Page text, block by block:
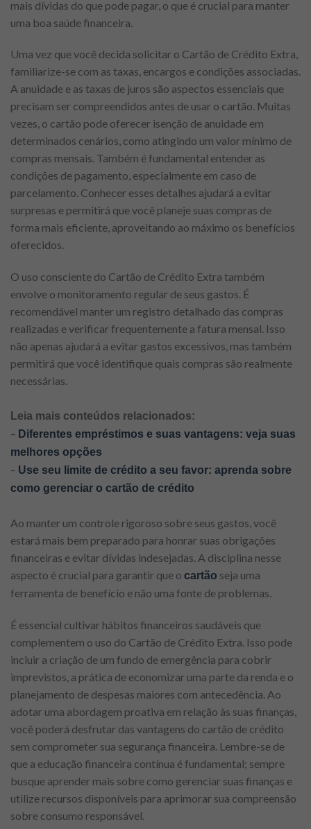
mais dívidas do que pode pagar, o que é crucial para manter
uma boa saúde financeira.
Uma vez que você decida solicitar o Cartão de Crédito Extra,
familiarize-se com as taxas, encargos e condições associadas.
A anuidade e as taxas de juros são aspectos essenciais que
precisam ser compreendidos antes de usar o cartão. Muitas
vezes, o cartão pode oferecer isenção de anuidade em
determinados cenários, como atingindo um valor mínimo de
compras mensais. Também é fundamental entender as
condições de pagamento, especialmente em caso de
parcelamento. Conhecer esses detalhes ajudará a evitar
surpresas e permitirá que você planeje suas compras de
forma mais eficiente, aproveitando ao máximo os benefícios
oferecidos.
O uso consciente do Cartão de Crédito Extra também
envolve o monitoramento regular de seus gastos. É
recomendável manter um registro detalhado das compras
realizadas e verificar frequentemente a fatura mensal. Isso
não apenas ajudará a evitar gastos excessivos, mas também
permitirá que você identifique quais compras são realmente
necessárias.
Leia mais conteúdos relacionados:
– Diferentes empréstimos e suas vantagens: veja suas
melhores opções
– Use seu limite de crédito a seu favor: aprenda sobre
como gerenciar o cartão de crédito
Ao manter um controle rigoroso sobre seus gastos, você
estará mais bem preparado para honrar suas obrigações
financeiras e evitar dívidas indesejadas. A disciplina nesse
aspecto é crucial para garantir que o cartão seja uma
ferramenta de benefício e não uma fonte de problemas.
É essencial cultivar hábitos financeiros saudáveis que
complementem o uso do Cartão de Crédito Extra. Isso pode
incluir a criação de um fundo de emergência para cobrir
imprevistos, a prática de economizar uma parte da renda e o
planejamento de despesas maiores com antecedência. Ao
adotar uma abordagem proativa em relação às suas finanças,
você poderá desfrutar das vantagens do cartão de crédito
sem comprometer sua segurança financeira. Lembre-se de
que a educação financeira contínua é fundamental; sempre
busque aprender mais sobre como gerenciar suas finanças e
utilize recursos disponíveis para aprimorar sua compreensão
sobre consumo responsável.